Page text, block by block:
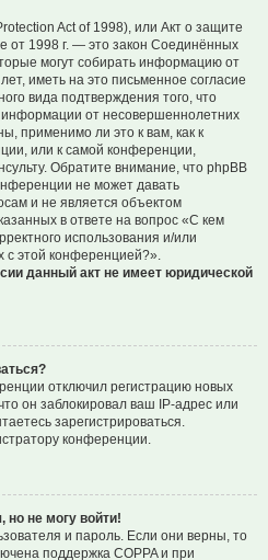
Act of 1998), или Акт о защите
от 1998 г. — это закон Соединённых
могут собирать информацию от
иметь на это письменное согласие
вида подтверждения того, что
от несовершеннолетних
применимо ли это к вам, как к
или к самой конференции,
Обратите внимание, что phpBB
не может давать
и не является объектом
в ответе на вопрос «С кем
использования и/или
с этой конференцией?».
данный акт не имеет юридической
отключил регистрацию новых
он заблокировал ваш IP-адрес или
зарегистрироваться.
конференции.
но не могу войти!
и пароль. Если они верны, то
поддержка COPPA и при